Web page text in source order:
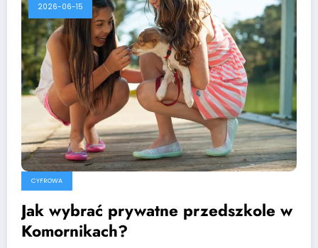
2026-06-15
CYFROWA
Jak wybrać prywatne przedszkole w
Komornikach?